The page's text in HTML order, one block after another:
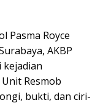
Pasma Royce
AKBP
kejadian
Resmob
bukti, dan ciri-